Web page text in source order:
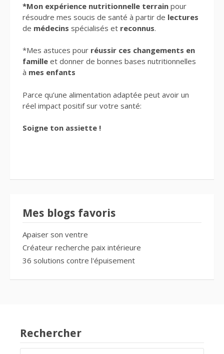
*Mon expérience nutritionnelle terrain pour
résoudre mes soucis de santé à partir de lectures
de médecins spécialisés et reconnus.
*Mes astuces pour réussir ces changements en
famille et donner de bonnes bases nutritionnelles
à mes enfants
Parce qu’une alimentation adaptée peut avoir un
réel impact positif sur votre santé:
Soigne ton assiette !
Mes blogs favoris
Apaiser son ventre
Créateur recherche paix intérieure
36 solutions contre l'épuisement
Rechercher